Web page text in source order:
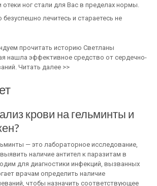
ног стали для Вас в пределах нормы.
лечитесь и стараетесь не
прочитать историю Светланы
нашла эффективное средство от сердечно-
Читать далее >>
крови на гельминты и
— это лабораторное исследование,
наличие антител к паразитам в
для диагностики инфекций, вызванных
врачам определить наличие
чтобы назначить соответствующее